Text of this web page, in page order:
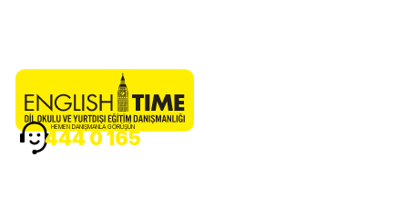
HEMEN DANIŞMANLA GÖRÜŞÜN
444 0 165